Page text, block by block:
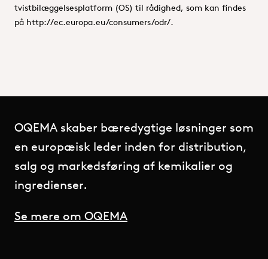
tvistbilæggelsesplatform (OS) til rådighed, som kan findes
på http://ec.europa.eu/consumers/odr/.
OQEMA skaber bæredygtige løsninger som
en europæisk leder inden for distribution,
salg og markedsføring af kemikalier og
ingredienser.
Se mere om OQEMA